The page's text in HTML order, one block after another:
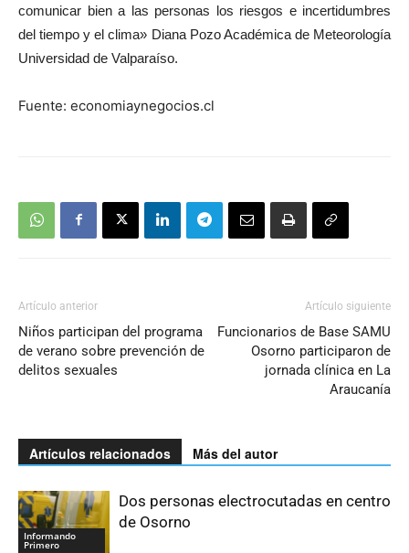
comunicar bien a las personas los riesgos e incertidumbres
del tiempo y el clima» Diana Pozo Académica de Meteorología
Universidad de Valparaíso.
Fuente: economiaynegocios.cl
Artículo anterior
Niños participan del programa
de verano sobre prevención de
delitos sexuales
Artículo siguiente
Funcionarios de Base SAMU
Osorno participaron de
jornada clínica en La
Araucanía
Artículos relacionados Más del autor
Informando
Primero
Dos personas electrocutadas en centro
de Osorno